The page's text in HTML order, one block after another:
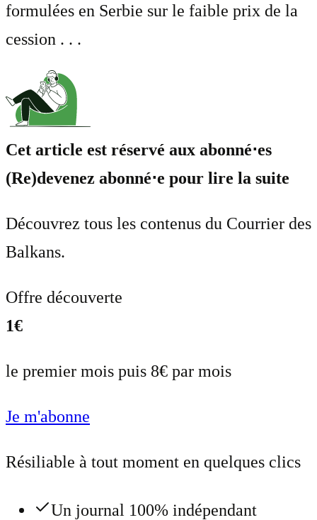
formulées en Serbie sur le faible prix de la
cession . . .
Cet article est réservé aux abonné⋅es
(Re)devenez abonné⋅e pour lire la suite
Découvrez tous les contenus du Courrier des
Balkans.
Offre découverte
1€
le premier mois puis 8€ par mois
Je m'abonne
Résiliable à tout moment en quelques clics
Un journal 100% indépendant